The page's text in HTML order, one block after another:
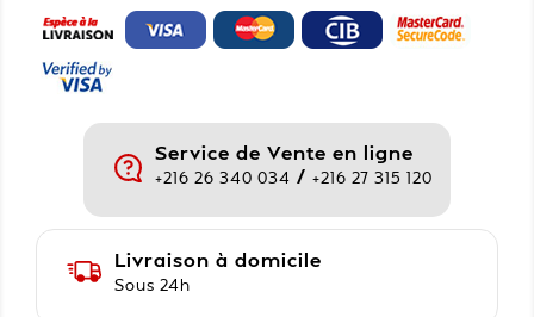
Service de Vente en ligne
+216 26 340 034 / +216 27 315 120
Livraison à domicile
Sous 24h